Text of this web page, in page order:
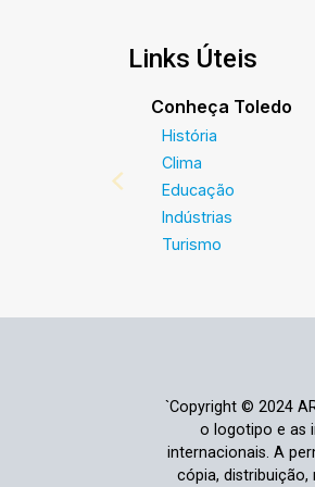
Links Úteis
Conheça Toledo
História
Clima
Educação
Indústrias
Turismo
`Copyright © 2024
o logotipo e as
internacionais. A
cópia,